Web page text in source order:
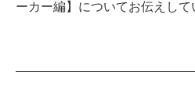
ーカー編】についてお伝えして